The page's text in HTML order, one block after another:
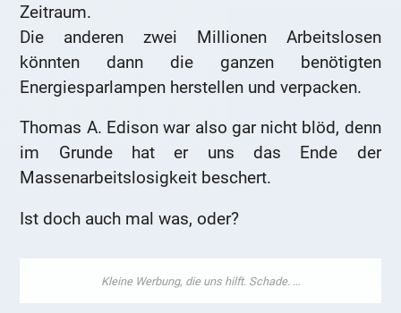
Zeitraum.
Die anderen zwei Millionen Arbeitslosen
könnten dann die ganzen benötigten
Energiesparlampen herstellen und verpacken.
Thomas A. Edison war also gar nicht blöd, denn
im Grunde hat er uns das Ende der
Massenarbeitslosigkeit beschert.
Ist doch auch mal was, oder?